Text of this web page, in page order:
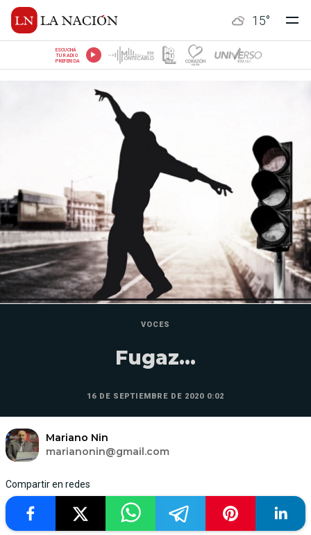
15°
ESCUCHÁ
TU RADIO
PREFERIDA
VOCES
Fugaz…
16 DE SEPTIEMBRE DE 2020 0:02
Mariano Nin
marianonin@gmail.com
Compartir en redes